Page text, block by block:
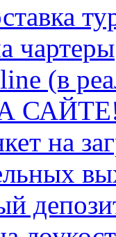
чартеры
(в
на